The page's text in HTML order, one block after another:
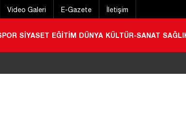
Video Galeri E-Gazete İletişim
SİYASET EĞİTİM DÜNYA KÜLTÜR-SANAT